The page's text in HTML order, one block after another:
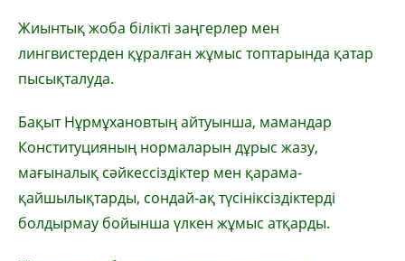
Жиынтық жоба білікті заңгерлер мен
лингвистерден құралған жұмыс топтарында қатар
пысықталуда.
Бақыт Нұрмұхановтың айтуынша, мамандар
Конституцияның нормаларын дұрыс жазу,
мағыналық сәйкессіздіктер мен қарама-
қайшылықтарды, сондай-ақ түсініксіздіктерді
болдырмау бойынша үлкен жұмыс атқарды.